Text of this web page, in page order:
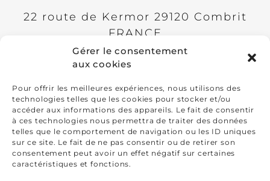
Gérer le consentement
aux cookies
Pour offrir les meilleures expériences, nous utilisons des
technologies telles que les cookies pour stocker et/ou
accéder aux informations des appareils. Le fait de consentir
à ces technologies nous permettra de traiter des données
telles que le comportement de navigation ou les ID uniques
sur ce site. Le fait de ne pas consentir ou de retirer son
consentement peut avoir un effet négatif sur certaines
caractéristiques et fonctions.
22 route de Kermor 29120 Combrit
FRANCE
Présidente: Paty Vilo
+33(0)6 98 75 90 95
ADHÉSION
FAQ
Mentions légales